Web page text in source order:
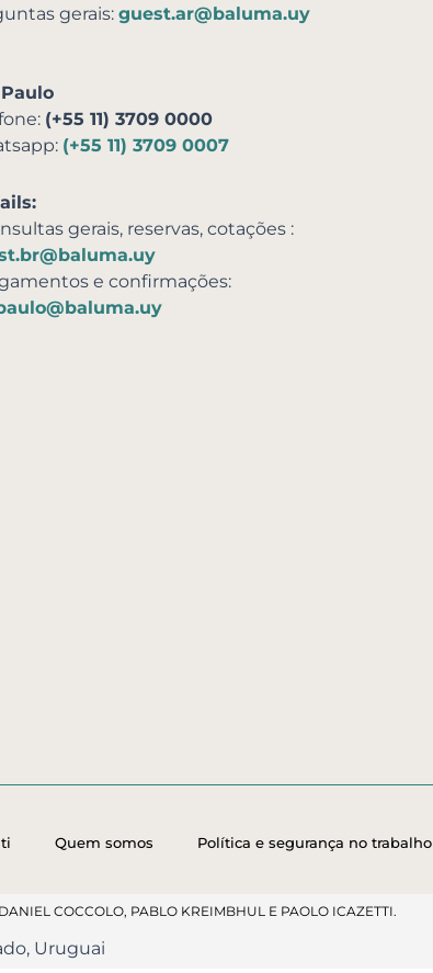
gerais: guest.ar@baluma.uy
(+55 11) 3709 0000
(+55 11) 3709 0007
gerais, reservas, cotações :
e confirmações:
Quem somos Política e segurança no trabalho
COCCOLO, PABLO KREIMBHUL E PAOLO ICAZETTI.
Uruguai